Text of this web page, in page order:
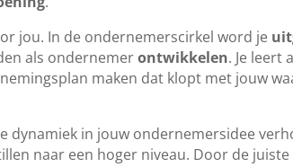
jou. In de ondernemerscirkel word je
als ondernemerontwikkelen. Je leert
maken dat klopt met jouw
dynamiek in jouw ondernemersidee
naar een hoger niveau. Door de juiste